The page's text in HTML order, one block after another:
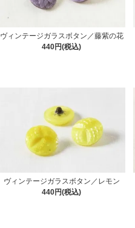
ヴィンテージガラスボタン／藤紫の花
440円(税込)
ヴィンテージガラスボタン／レモン
440円(税込)